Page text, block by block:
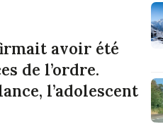
avoir été
de l’ordre.
l’adolescent